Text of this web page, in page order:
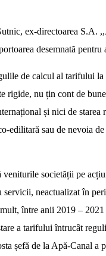
ex-directoarea S.A.
desemnată pentru
de calcul al tarifului la
rigide, nu țin cont de
și nici de starea
edilitară sau de nevoia
societății pe
neactualizat în
între anii 2019 – 2021
a tarifului întrucât
șefă de la Apă-Canal a